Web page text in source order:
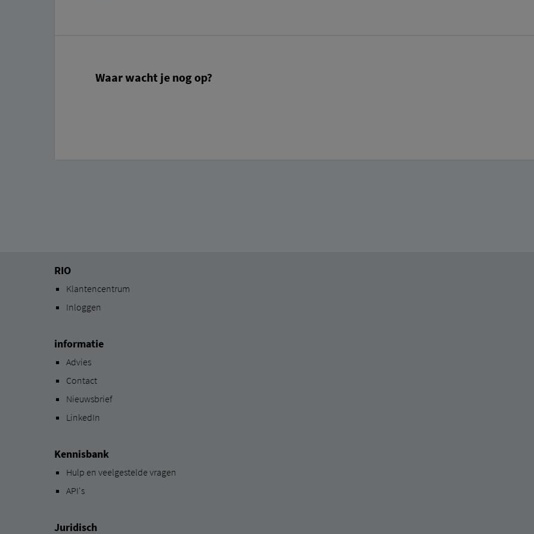
Waar wacht je nog op?
RIO
Klantencentrum
Inloggen
informatie
Advies
Contact
Nieuwsbrief
LinkedIn
Kennisbank
Hulp en veelgestelde vragen
API's
Juridisch